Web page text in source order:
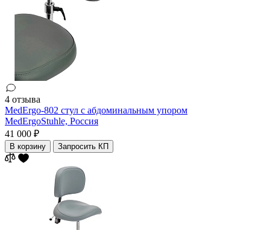
4 отзыва
MedErgo-802 cтул с абдоминальным упором
MedErgoStuhle, Россия
41 000 ₽
В корзину Запросить КП